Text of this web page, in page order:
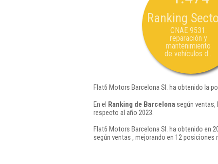
Ranking
CNAE 9531:
reparación y
mantenimiento
de vehículos d...
Flat6 Motors Barcelona Sl. ha obtenido la
En el Ranking de Barcelona según ventas,
respecto al año 2023.
Flat6 Motors Barcelona Sl. ha obtenido en
según ventas , mejorando en 12 posiciones